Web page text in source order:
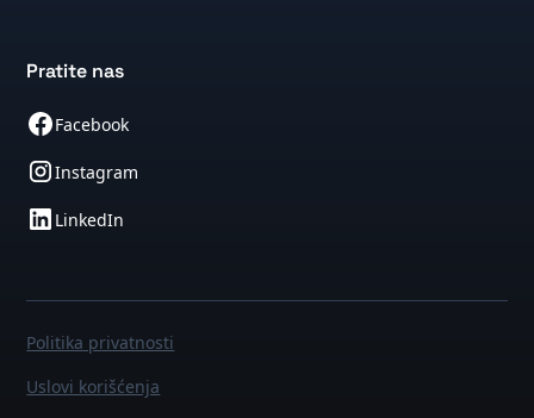
Pratite nas
Facebook
Instagram
LinkedIn
Politika privatnosti
Uslovi korišćenja